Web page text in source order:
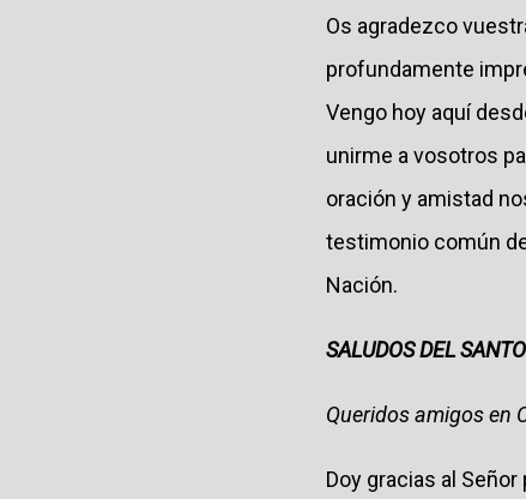
Os agradezco
profundamente
Vengo hoy aquí
unirme a vosotros
oración y amistad
testimonio común
Nación.
SALUDOS DEL
Queridos amigos en
Doy gracias al